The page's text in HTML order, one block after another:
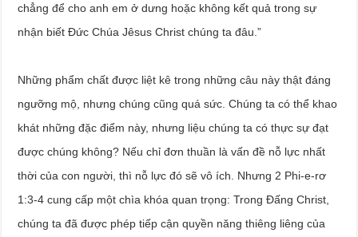
chẳng để cho anh em ở dưng hoặc không kết quả trong sự
nhận biết Đức Chúa Jêsus Christ chúng ta đâu.”
Những phẩm chất được liệt kê trong những câu này thật đáng
ngưỡng mộ, nhưng chúng cũng quá sức. Chúng ta có thể khao
khát những đặc điểm này, nhưng liệu chúng ta có thực sự đạt
được chúng không? Nếu chỉ đơn thuần là vấn đề nỗ lực nhất
thời của con người, thì nỗ lực đó sẽ vô ích. Nhưng 2 Phi-e-rơ
1:3-4 cung cấp một chìa khóa quan trọng: Trong Đấng Christ,
chúng ta đã được phép tiếp cận quyền năng thiêng liêng của